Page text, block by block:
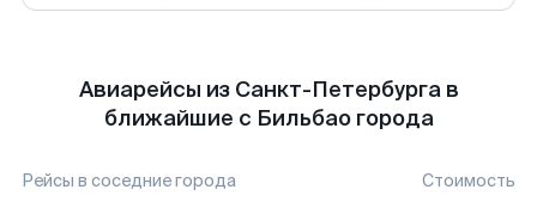
Авиарейсы из Санкт-Петербурга в
ближайшие с Бильбао города
Рейсы в соседние города Стоимость